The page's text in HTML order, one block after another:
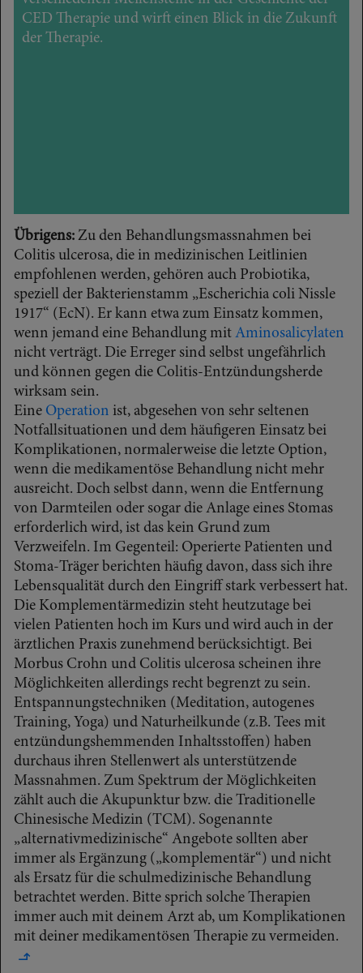
CED Therapie und wirft einen Blick in die Zukunft
der Therapie.
Übrigens: Zu den Behandlungsmassnahmen bei
Colitis ulcerosa, die in medizinischen Leitlinien
empfohlenen werden, gehören auch Probiotika,
speziell der Bakterienstamm „Escherichia coli Nissle
1917“ (EcN). Er kann etwa zum Einsatz kommen,
wenn jemand eine Behandlung mit Aminosalicylaten
nicht verträgt. Die Erreger sind selbst ungefährlich
und können gegen die Colitis-Entzündungsherde
wirksam sein.
Eine Operation ist, abgesehen von sehr seltenen
Notfallsituationen und dem häufigeren Einsatz bei
Komplikationen, normalerweise die letzte Option,
wenn die medikamentöse Behandlung nicht mehr
ausreicht. Doch selbst dann, wenn die Entfernung
von Darmteilen oder sogar die Anlage eines Stomas
erforderlich wird, ist das kein Grund zum
Verzweifeln. Im Gegenteil: Operierte Patienten und
Stoma-Träger berichten häufig davon, dass sich ihre
Lebensqualität durch den Eingriff stark verbessert hat.
Die Komplementärmedizin steht heutzutage bei
vielen Patienten hoch im Kurs und wird auch in der
ärztlichen Praxis zunehmend berücksichtigt. Bei
Morbus Crohn und Colitis ulcerosa scheinen ihre
Möglichkeiten allerdings recht begrenzt zu sein.
Entspannungstechniken (Meditation, autogenes
Training, Yoga) und Naturheilkunde (z.B. Tees mit
entzündungshemmenden Inhaltsstoffen) haben
durchaus ihren Stellenwert als unterstützende
Massnahmen. Zum Spektrum der Möglichkeiten
zählt auch die Akupunktur bzw. die Traditionelle
Chinesische Medizin (TCM). Sogenannte
„alternativmedizinische“ Angebote sollten aber
immer als Ergänzung („komplementär“) und nicht
als Ersatz für die schulmedizinische Behandlung
betrachtet werden. Bitte sprich solche Therapien
immer auch mit deinem Arzt ab, um Komplikationen
mit deiner medikamentösen Therapie zu vermeiden.
↳